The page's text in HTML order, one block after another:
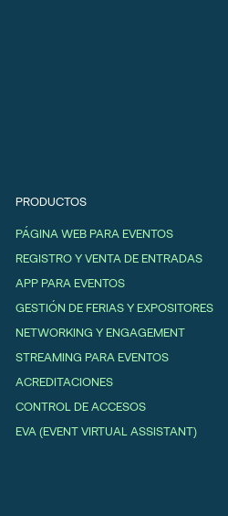
PRODUCTOS
PÁGINA WEB PARA EVENTOS
REGISTRO Y VENTA DE ENTRADAS
APP PARA EVENTOS
GESTIÓN DE FERIAS Y EXPOSITORES
NETWORKING Y ENGAGEMENT
STREAMING PARA EVENTOS
ACREDITACIONES
CONTROL DE ACCESOS
EVA (EVENT VIRTUAL ASSISTANT)